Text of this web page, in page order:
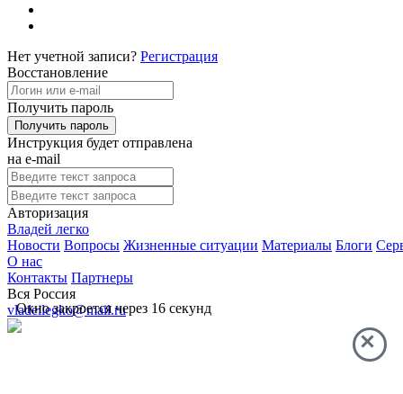
Нет учетной записи? Регистрация
Восстановление
Получить пароль
Инструкция будет отправлена
на e-mail
Авторизация
Владей легко
Новости Вопросы Жизненные ситуации Материалы Блоги
О нас
Контакты Партнеры
Вся Россия
vladeilegko@mail.ru
Окно закроется через 16 секунд